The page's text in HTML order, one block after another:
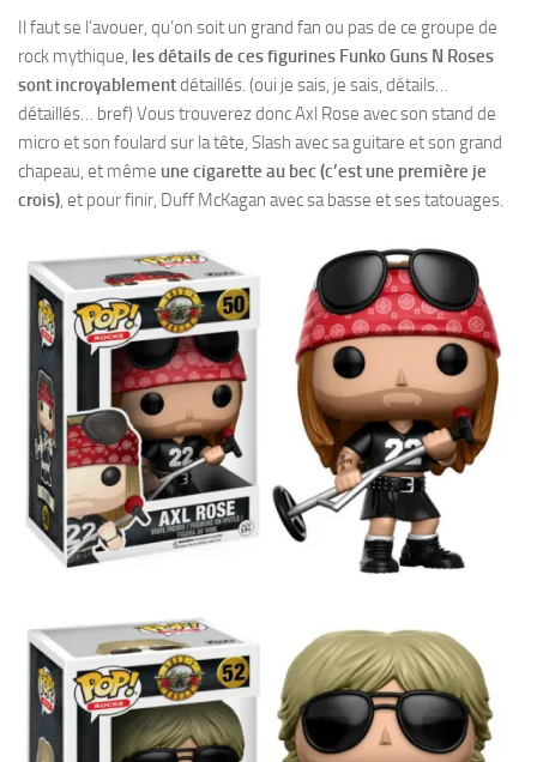
Il faut se l’avouer, qu’on soit un grand fan ou pas de ce groupe de
rock mythique, les détails de ces figurines Funko Guns N Roses
sont incroyablementdétaillés. (oui je sais, je sais, détails…
détaillés… bref) Vous trouverez donc Axl Rose avec son stand de
micro et son foulard sur la tête, Slash avec sa guitare et son grand
chapeau, et même une cigarette au bec (c’est une première je
crois), et pour finir, Duff McKagan avec sa basse et ses tatouages.